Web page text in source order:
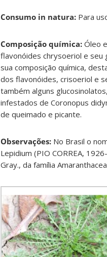
Consumo in natura: Para
Composição química: Óleo
flavonóides chrysoeriol e seu
sua composição química,
dos flavonóides, crisoeriol e
também alguns
infestados de Coronopus
de queimado e picante.
Observações: No Brasil o
Lepidium (PIO CORREA,
Gray., da família